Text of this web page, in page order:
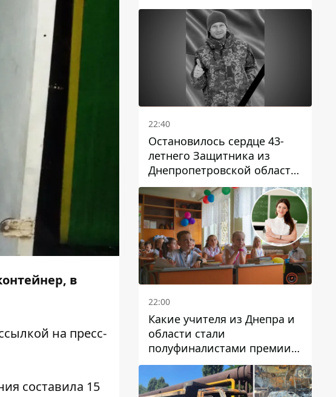
в
на пресс-
составила 15
22:40
Остановилось сердце 43-
летнего Защитника из
Днепропетровской области
Евгения Зинченко
22:00
Какие учителя из Днепра и
области стали
полуфиналистами премии
Global Teacher Prize Ukraine
2026